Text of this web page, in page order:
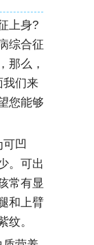
上身?
综合征
那么，
我们来
您能够
凹
。可出
常有显
和上臂
纹。